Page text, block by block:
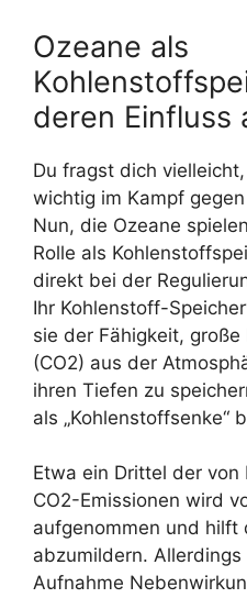
Ozeane als
deren Einfluss
Du fragst dich
wichtig im Kampf
Nun, die Ozeane
Rolle als
direkt bei der
Ihr Kohlenstoff-
sie der Fähigkeit,
(CO2) aus der
ihren Tiefen zu
als „Kohlenstoffsenke“
Etwa ein Drittel der
CO2-Emissionen wird
aufgenommen und hilft
abzumildern.
Aufnahme